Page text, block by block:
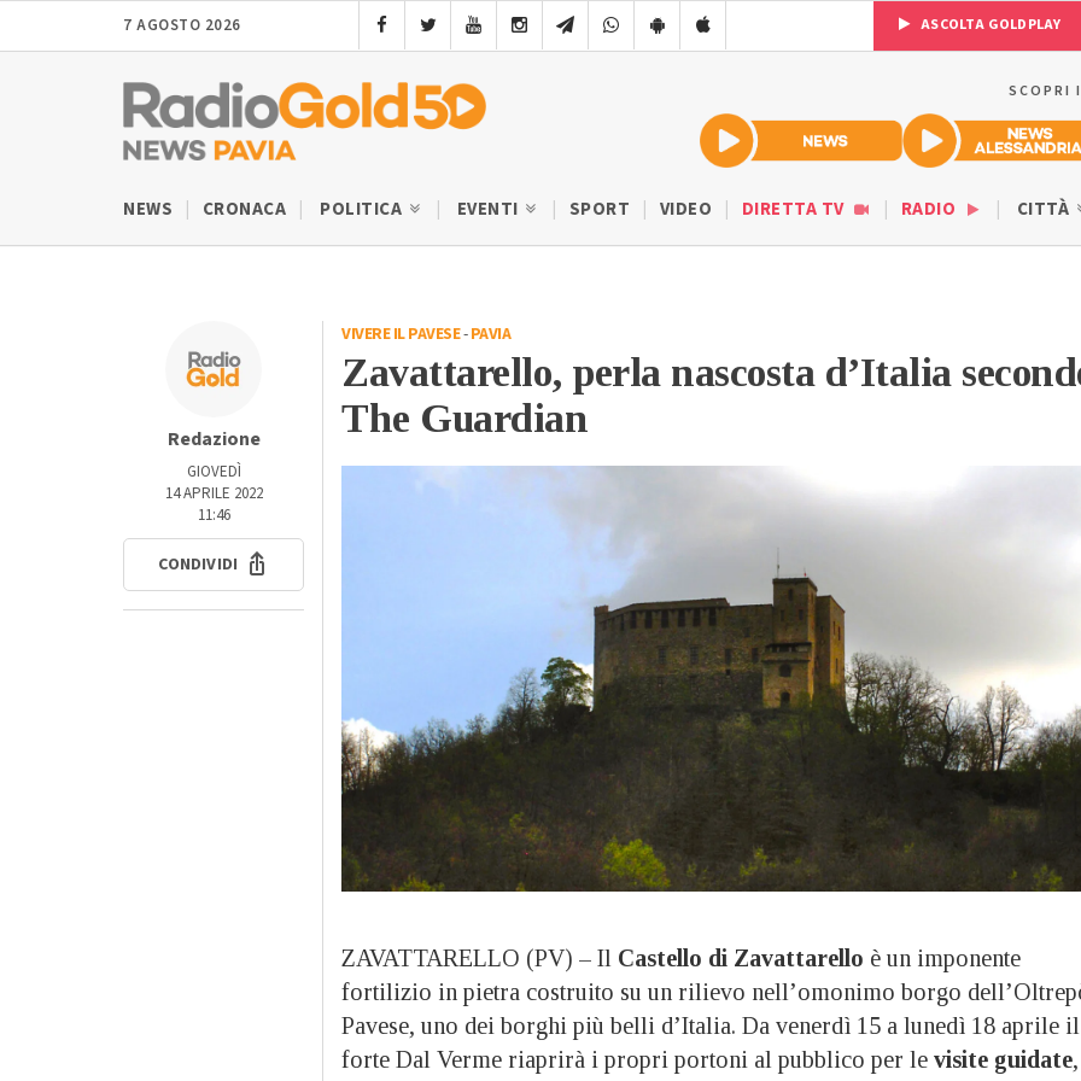
7 AGOSTO 2026 ASCOLTA GOLDPLAY
SCOPRI
NEWS CRONACA POLITICA EVENTI SPORT VIDEO DIRETTA TV RADIO CITTÀ
Redazione
GIOVEDÌ
14 APRILE 2022
11:46
CONDIVIDI
VIVERE IL PAVESE-PAVIA
Zavattarello, perla nascosta d’Italia
The Guardian
ZAVATTARELLO (PV) – Il Castello di Zavattarello è un imponente
fortilizio in pietra costruito su un rilievo nell’omonimo borgo
Pavese, uno dei borghi più belli d’Italia. Da venerdì 15 a lunedì 18 aprile il
forte Dal Verme riaprirà i propri portoni al pubblico per le visite guidate,